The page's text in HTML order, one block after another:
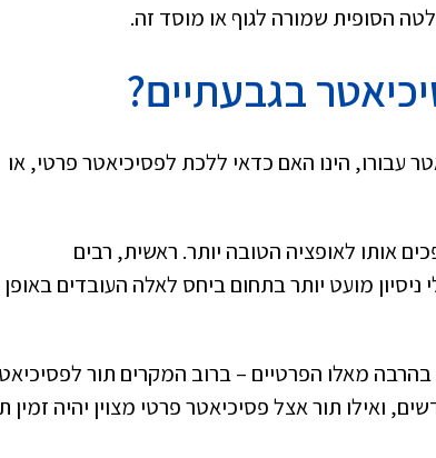
הסופית שמורה לגוף או מוסד זה.
בגבעתיים?
עבורו, הינו האם כדאי ללכת לפסיכיאטר פרטי, או
אותו לאופציה הטובה יותר. ראשית, רבים
מועט יותר בתחום ביחס לאלה העובדים באופן
בהרבה מאלו הפרטיים – ברוב המקרים תור
ואילו תור אצל פסיכיאטר פרטי מצוין יהיה זמין